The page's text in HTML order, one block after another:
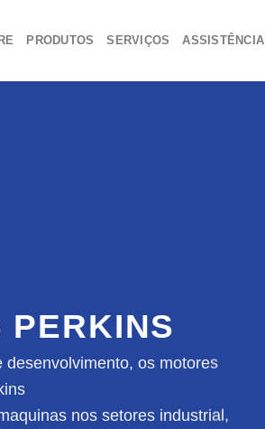
PRODUTOS SERVIÇOS ASSISTÊNCIA
PERKINS
os motores
nos setores industrial,